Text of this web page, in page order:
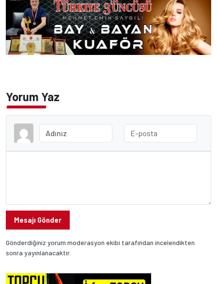
Yorum Yaz
Mesajı Gönder
Gönderdiğiniz yorum moderasyon ekibi tarafından incelendikten
sonra yayınlanacaktır.